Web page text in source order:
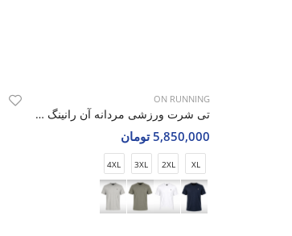
ON RUNNING
تی شرت ورزشی مردانه آن رانینگ Blaze Fit M
5,850,000 تومان
XL
2XL
3XL
4XL